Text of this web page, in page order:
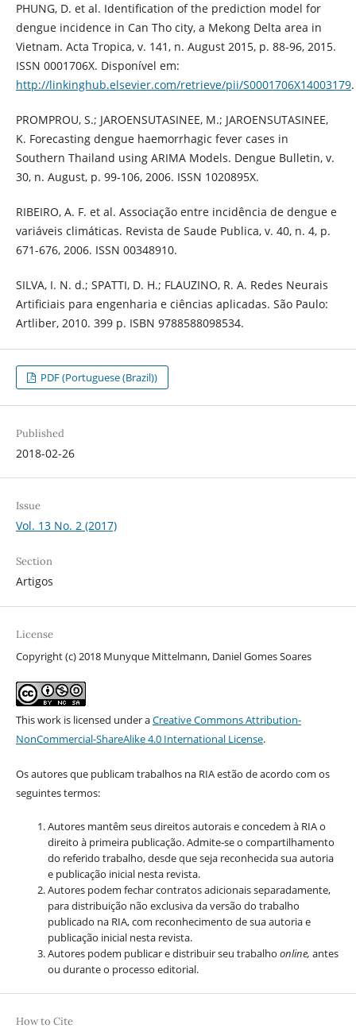
PHUNG, D. et al. Identification of the prediction model for
dengue incidence in Can Tho city, a Mekong Delta area in
Vietnam. Acta Tropica, v. 141, n. August 2015, p. 88-96, 2015.
ISSN 0001706X. Disponível em:
http://linkinghub.elsevier.com/retrieve/pii/S0001706X14003179.
PROMPROU, S.; JAROENSUTASINEE, M.; JAROENSUTASINEE,
K. Forecasting dengue haemorrhagic fever cases in
Southern Thailand using ARIMA Models. Dengue Bulletin, v.
30, n. August, p. 99-106, 2006. ISSN 1020895X.
RIBEIRO, A. F. et al. Associação entre incidência de dengue e
variáveis climáticas. Revista de Saude Publica, v. 40, n. 4, p.
671-676, 2006. ISSN 00348910.
SILVA, I. N. d.; SPATTI, D. H.; FLAUZINO, R. A. Redes Neurais
Artificiais para engenharia e ciências aplicadas. São Paulo:
Artliber, 2010. 399 p. ISBN 9788588098534.
PDF (Portuguese (Brazil))
Published
2018-02-26
Issue
Vol. 13 No. 2 (2017)
Section
Artigos
License
Copyright (c) 2018 Munyque Mittelmann, Daniel Gomes Soares
This work is licensed under aCreative Commons Attribution-
NonCommercial-ShareAlike 4.0 International License.
Os autores que publicam trabalhos na RIA estão de acordo com os
seguintes termos:
Autores mantêm seus direitos autorais e concedem à RIA o
direito à primeira publicação. Admite-se o compartilhamento
do referido trabalho, desde que seja reconhecida sua autoria
e publicação inicial nesta revista.
Autores podem fechar contratos adicionais separadamente,
para distribuição não exclusiva da versão do trabalho
publicado na RIA, com reconhecimento de sua autoria e
publicação inicial nesta revista.
Autores podem publicar e distribuir seu trabalho online, antes
ou durante o processo editorial.
How to Cite